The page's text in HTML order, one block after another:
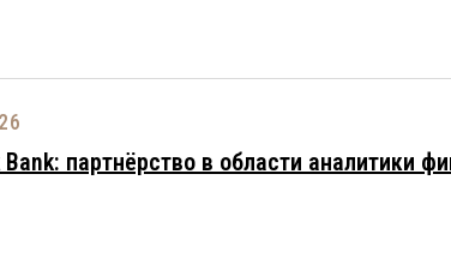
Bank: партнёрство в области аналитики